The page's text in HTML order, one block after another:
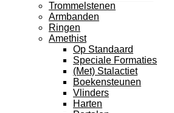
Trommelstenen
Armbanden
Ringen
Amethist
Op Standaard
Speciale Formaties
(Met) Stalactiet
Boekensteunen
Vlinders
Harten